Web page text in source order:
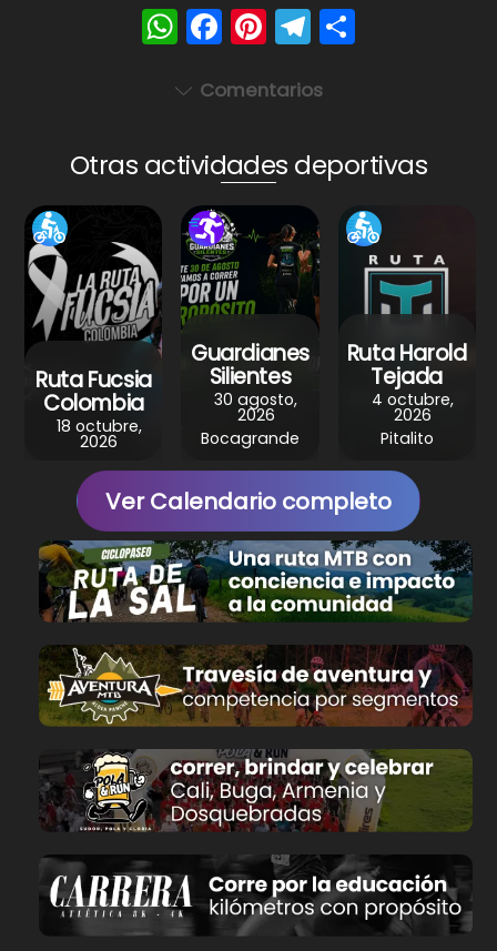
W
h
a
A
p
p
F
a
c
b
o
o
k
Pi
nt
er
st
T
el
e
a
m
Comentarios
Otras actividades deportivas
Ruta Fucsia
Colombia
18 octubre,
2026
Guardianes
Silientes
30 agosto,
2026
Bocagrande
Ruta Harold
Tejada
4 octubre,
2026
Pitalito
Ver Calendario completo